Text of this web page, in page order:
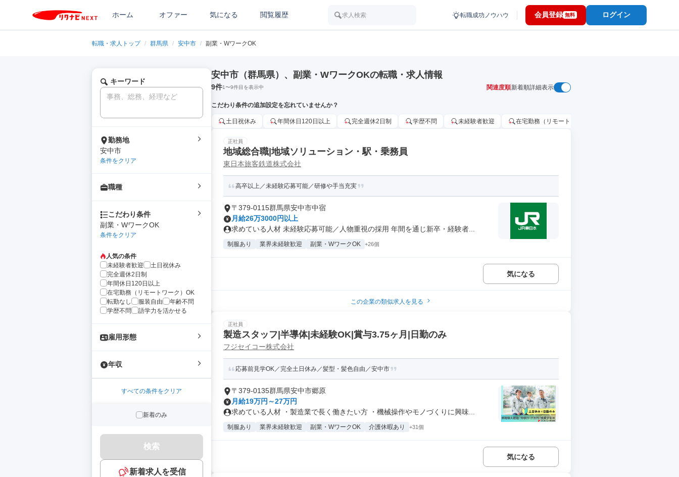
ホーム オファー 気になる 閲覧履歴 求人検索 転職成功ノウハウ 会員登録 無料 ログイン
転職・求人トップ / 群馬県 / 安中市 / 副業・WワークOK
キーワード
勤務地
安中市
条件をクリア
職種
こだわり条件
副業・WワークOK
条件をクリア
人気の条件
未経験者歓迎
土日祝休み
完全週休2日制
年間休日120日以上
在宅勤務（リモートワーク）OK
転勤なし
服装自由
年齢不問
学歴不問
語学力を活かせる
雇用形態
年収
すべての条件をクリア
新着のみ
検索
新着求人を受信
安中市（群馬県）、副業・WワークOKの転職・求人情報
9件1〜9件目を表示中 関連度順新着順詳細表示
こだわり条件の追加設定を忘れていませんか？
土日祝休み 年間休日120日以上 完全週休2日制 学歴不問 未経験者歓迎 在宅勤務（リモートワーク）OK
正社員
地域総合職|地域ソリューション・駅・乗務員
東日本旅客鉄道株式会社
高卒以上／未経験応募可能／研修や手当充実
〒379-0115群馬県安中市中宿
月給26万3000円以上
求めている人材 未経験応募可能／人物重視の採用 年間を通じ新卒・経験者...
制服あり 業界未経験歓迎 副業・WワークOK +26個
気になる
この企業の類似求人を見る
正社員
製造スタッフ|半導体|未経験OK|賞与3.75ヶ月|日勤のみ
フジセイコー株式会社
応募前見学OK／完全土日休み／髪型・髪色自由／安中市
〒379-0135群馬県安中市郷原
月給19万円～27万円
求めている人材 ・製造業で長く働きたい方 ・機械操作やモノづくりに興味...
制服あり 業界未経験歓迎 副業・WワークOK 介護休暇あり +31個
気になる